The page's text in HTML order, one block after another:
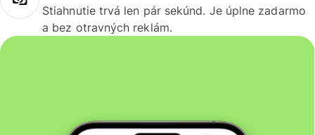
Stiahnutie trvá len pár sekúnd. Je úplne zadarmo
a bez otravných reklám.